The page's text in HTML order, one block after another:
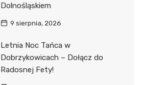
Dolnośląskiem
9 sierpnia, 2026
Letnia Noc Tańca w
Dobrzykowicach – Dołącz do
Radosnej Fety!